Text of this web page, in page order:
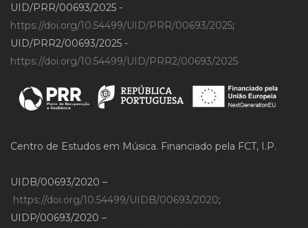
UID/PRR/00693/2025 -
https://doi.org/10.54499/UID/PRR/00693/2025;
UID/PRR2/00693/2025 -
https://doi.org/10.54499/UID/PRR2/00693/2025
Centro de Estudos em Música. Financiado pela FCT, I.P.
UIDB/00693/2020 –
https://doi.org/10.54499/UIDB/00693/2020;
UIDP/00693/2020 –